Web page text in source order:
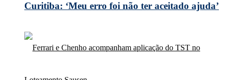
Curitiba: ‘Meu erro foi não ter aceitado ajuda’